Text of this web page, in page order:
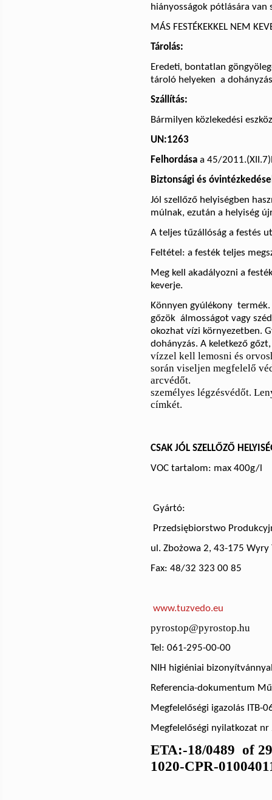
hiányosságok pótlására van
MÁS FESTÉKEKKEL NEM
Tárolás:
Eredeti, bontatlan
tároló helyeken a
Szállítás:
Bármilyen közlekedési
UN:1263
Felhordása a 45/
Biztonsági és
Jól szellőző helyiségben
múlnak, ezután a helyiség
A teljes tűzállóság a festés
Feltétel: a festék teljes
Meg kell akadályozni a
keverje.
Könnyen gyúlékony termék.
gőzök álmosságot vagy
okozhat vízi környezetben.
dohányzás. A keletkező
vízzel kell lemosni és
során viseljen megfelelő
arcvédőt.
személyes légzésvédőt.
címkét.
CSAK JÓL SZELLŐZŐ
VOC tartalom: max 400g/l
Gyártó:
Przedsiębiorstwo
u l. Zbożowa 2, 43-175 Wyry
Fax: 48/32 323 00 85
www.tuzvedo.eu
pyrostop@pyrostop.hu
Tel: 061-295-00-00
NIH higiéniai
Referencia-dokumentum
Megfelelőségi igazolás ITB-
Megfelelőségi nyilatkozat
ETA:-18/0489 of
1020-CPR-